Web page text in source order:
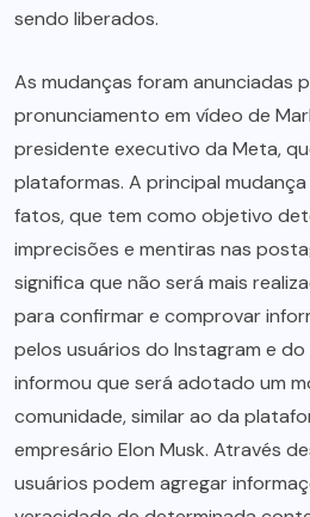
sendo liberados.
As mudanças foram anunciadas
pronunciamento em vídeo de
presidente executivo da Meta,
plataformas. A principal
fatos, que tem como objetivo
imprecisões e mentiras nas
significa que não será mais
para confirmar e comprovar
pelos usuários do Instagram e
informou que será adotado um
comunidade, similar ao da
empresário Elon Musk. Através
usuários podem agregar